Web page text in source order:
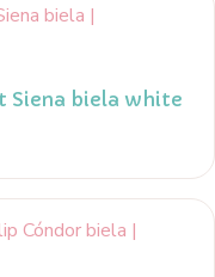
Siena biela white